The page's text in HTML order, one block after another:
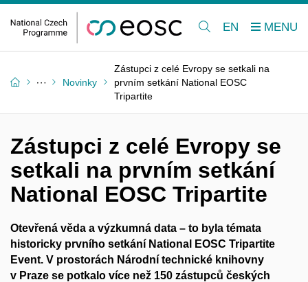
EN
Novinky
Zástupci z celé Evropy se setkali na
prvním setkání National EOSC
Tripartite
Zástupci z celé Evropy se
setkali na prvním setkání
National EOSC Tripartite
Otevřená věda a výzkumná data – to byla témata
historicky prvního setkání National EOSC Tripartite
Event. V prostorách Národní technické knihovny
v Praze se potkalo více než 150 zástupců českých